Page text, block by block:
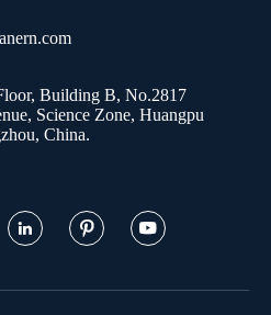
Building B, No.2817
Science Zone, Huangpu
China.
  